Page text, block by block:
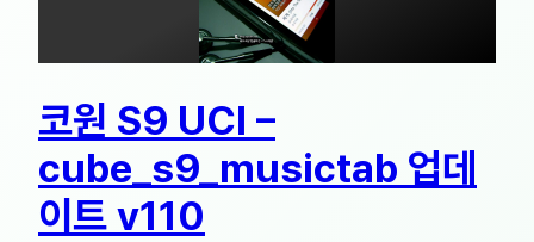
코원 S9 UCI –
cube_s9_musictab 업데
이트 v110